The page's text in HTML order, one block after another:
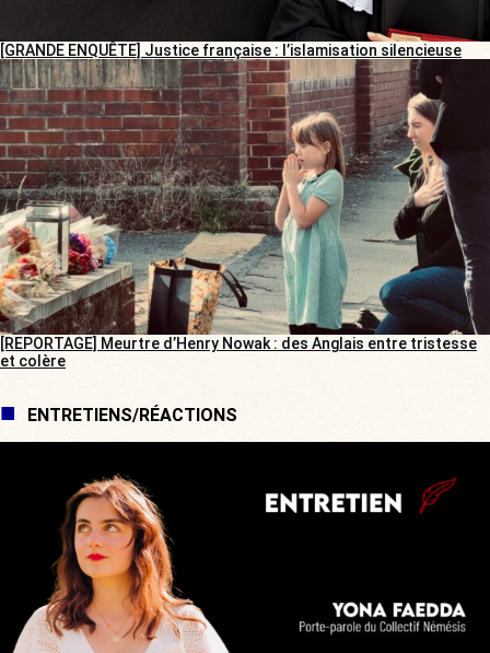
[GRANDE ENQUÊTE] Justice française : l’islamisation silencieuse
[REPORTAGE] Meurtre d’Henry Nowak : des Anglais entre tristesse
et colère
ENTRETIENS/RÉACTIONS